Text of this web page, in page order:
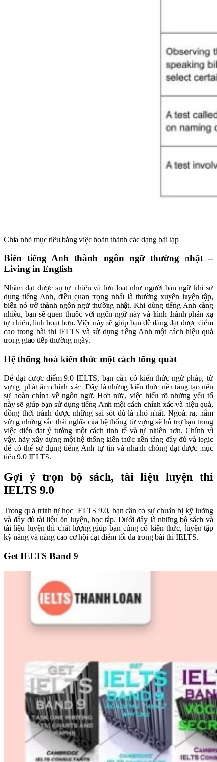
Chia nhỏ mục tiêu bằng việc hoàn thành các dạng bài tập
Biến tiếng Anh thành ngôn ngữ thường nhật –
Living in English
Nhằm đạt được sự tự nhiên và lưu loát như người bản ngữ khi sử
dụng tiếng Anh, điều quan trọng nhất là thường xuyên luyện tập,
biến nó trở thành ngôn ngữ thường nhật. Khi dùng tiếng Anh càng
nhiều, bạn sẽ quen thuộc với ngôn ngữ này và hình thành phản xạ
tự nhiên, linh hoạt hơn. Việc này sẽ giúp bạn dễ dàng đạt được điểm
cao trong bài thi IELTS và sử dụng tiếng Anh một cách hiệu quả
trong giao tiếp thường ngày.
Hệ thống hoá kiến thức một cách tổng quát
Để đạt được điểm 9.0 IELTS, bạn cần có kiến thức ngữ pháp, từ
vựng, phát âm chính xác. Đây là những kiến thức nền tảng tạo nên
sự hoàn chỉnh về ngôn ngữ. Hơn nữa, việc hiểu rõ những yếu tố
này sẽ giúp bạn sử dụng tiếng Anh một cách chính xác và hiệu quả,
đồng thời tránh được những sai sót dù là nhỏ nhất. Ngoài ra, nắm
vững những sắc thái nghĩa của hệ thống từ vựng sẽ hỗ trợ bạn trong
việc diễn đạt ý tưởng một cách tinh tế và tự nhiên hơn. Chính vì
vậy, hãy xây dựng một hệ thống kiến thức nền tảng đầy đủ và logic
để có thể sử dụng tiếng Anh tự tin và nhanh chóng đạt được mục
tiêu 9.0 IELTS.
Gợi ý trọn bộ sách, tài liệu luyện thi
IELTS 9.0
Trong quá trình tự học IELTS 9.0, bạn cần có sự chuẩn bị kỹ lưỡng
và đầy đủ tài liệu ôn luyện, học tập. Dưới đây là những bộ sách và
tài liệu luyện thi chất lượng giúp bạn củng cố kiến thức, luyện tập
kỹ năng và nâng cao cơ hội đạt điểm tối đa trong bài thi IELTS.
Get IELTS Band 9